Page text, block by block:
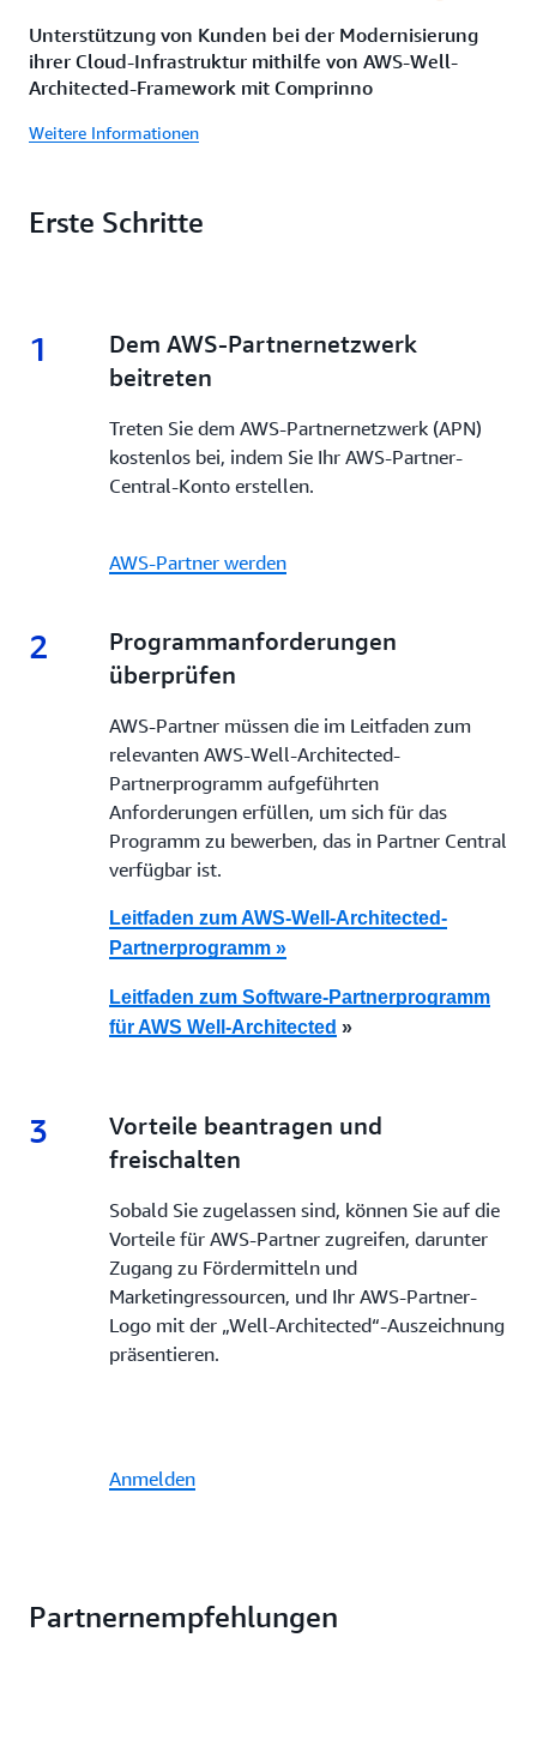
Unterstützung von Kunden bei der Modernisierung
ihrer Cloud-Infrastruktur mithilfe von AWS-Well-
Architected-Framework mit Comprinno
Weitere Informationen
Erste Schritte
1 1.
Dem AWS-Partnernetzwerk
beitreten
Treten Sie dem AWS-Partnernetzwerk (APN)
kostenlos bei, indem Sie Ihr AWS-Partner-
Central-Konto erstellen.
AWS-Partner werden
2 2.
Programmanforderungen
überprüfen
AWS-Partner müssen die im Leitfaden zum
relevanten AWS-Well-Architected-
Partnerprogramm aufgeführten
Anforderungen erfüllen, um sich für das
Programm zu bewerben, das in Partner Central
verfügbar ist.
Leitfaden zum AWS-Well-Architected-
Partnerprogramm »
Leitfaden zum Software-Partnerprogramm
für AWS Well-Architected »
3 3.
Vorteile beantragen und
freischalten
Sobald Sie zugelassen sind, können Sie auf die
Vorteile für AWS-Partner zugreifen, darunter
Zugang zu Fördermitteln und
Marketingressourcen, und Ihr AWS-Partner-
Logo mit der „Well-Architected“-Auszeichnung
präsentieren.
Anmelden
Partnernempfehlungen